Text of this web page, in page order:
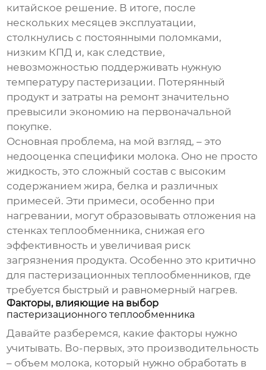
китайское решение. В итоге, после
нескольких месяцев эксплуатации,
столкнулись с постоянными поломками,
низким КПД и, как следствие,
невозможностью поддерживать нужную
температуру пастеризации. Потерянный
продукт и затраты на ремонт значительно
превысили экономию на первоначальной
покупке.
Основная проблема, на мой взгляд, – это
недооценка специфики молока. Оно не просто
жидкость, это сложный состав с высоким
содержанием жира, белка и различных
примесей. Эти примеси, особенно при
нагревании, могут образовывать отложения на
стенках теплообменника, снижая его
эффективность и увеличивая риск
загрязнения продукта. Особенно это критично
для пастеризационных теплообменников, где
требуется быстрый и равномерный нагрев.
Факторы, влияющие на выбор
пастеризационного теплообменника
Давайте разберемся, какие факторы нужно
учитывать. Во-первых, это производительность
– объем молока, который нужно обработать в